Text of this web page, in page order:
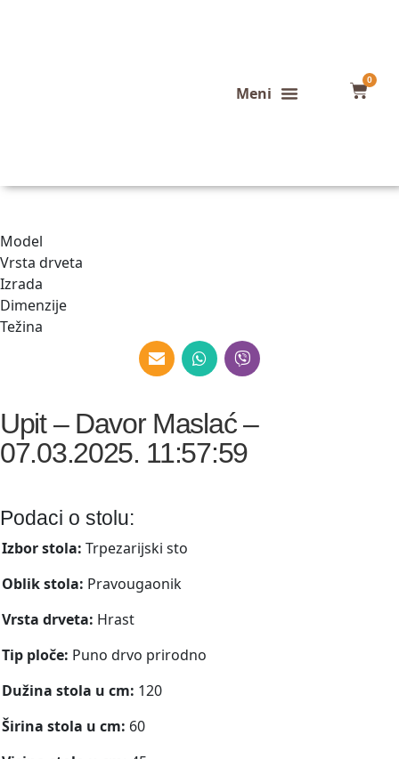
0
Model
Vrsta drveta
Izrada
Dimenzije
Težina
Upit – Davor Maslać –
07.03.2025. 11:57:59
Podaci o stolu:
Izbor stola: Trpezarijski sto
Oblik stola: Pravougaonik
Vrsta drveta: Hrast
Tip ploče: Puno drvo prirodno
Dužina stola u cm: 120
Širina stola u cm: 60